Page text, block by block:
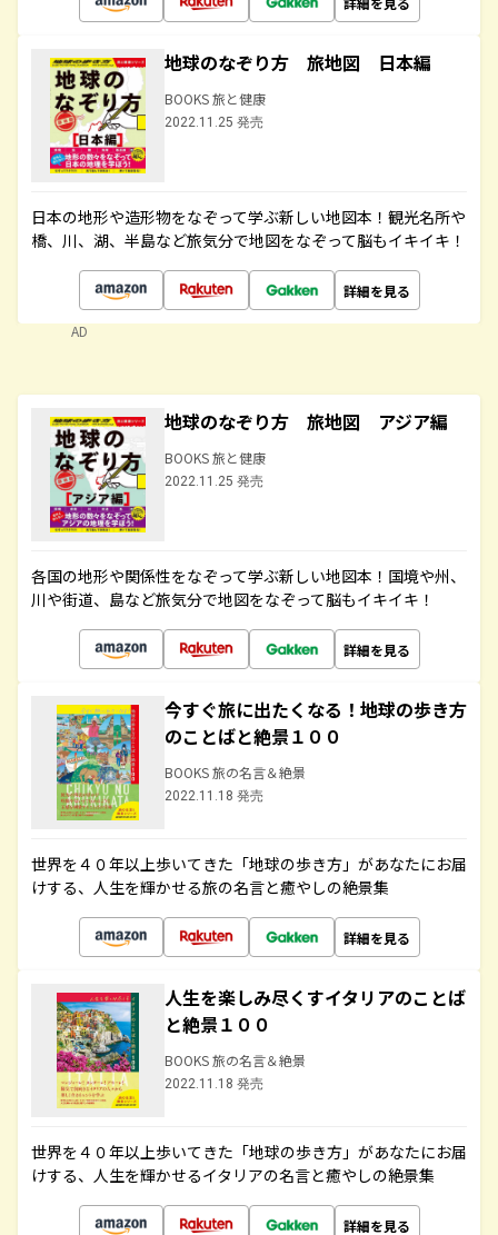
地球のなぞり方 旅地図 日本編
BOOKS 旅と健康
2022.11.25 発売
日本の地形や造形物をなぞって学ぶ新しい地図本！観光名所や
橋、川、湖、半島など旅気分で地図をなぞって脳もイキイキ！
詳細を見る
AD
地球のなぞり方 旅地図 アジア編
BOOKS 旅と健康
2022.11.25 発売
各国の地形や関係性をなぞって学ぶ新しい地図本！国境や州、
川や街道、島など旅気分で地図をなぞって脳もイキイキ！
詳細を見る
今すぐ旅に出たくなる！地球の歩き方
のことばと絶景１００
BOOKS 旅の名言＆絶景
2022.11.18 発売
世界を４０年以上歩いてきた「地球の歩き方」があなたにお届
けする、人生を輝かせる旅の名言と癒やしの絶景集
詳細を見る
人生を楽しみ尽くすイタリアのことば
と絶景１００
BOOKS 旅の名言＆絶景
2022.11.18 発売
世界を４０年以上歩いてきた「地球の歩き方」があなたにお届
けする、人生を輝かせるイタリアの名言と癒やしの絶景集
詳細を見る